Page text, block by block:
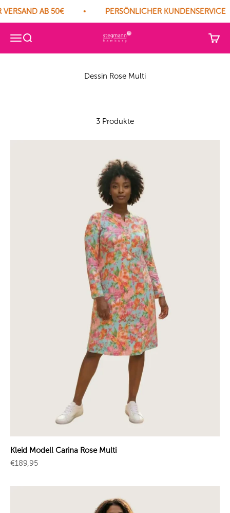
AB 50€ PERSÖNLICHER KUNDENSERVICE
Navigationsmenü öffnen
Suche öffnen Herm. Stegmann GmbH
3 Produkte
Kleid Modell Carina Rose Multi
Angebot
€189,95